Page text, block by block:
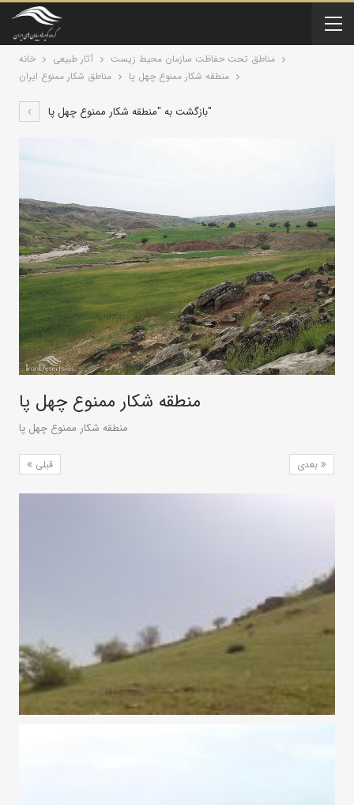
خانه آثار طبیعی
مناطق تحت حفاظت سازمان محیط زیست
مناطق شکار ممنوع ایران
منطقه شکار ممنوع چهل پا
بازگشت به "منطقه شکار ممنوع چهل پا"
منطقه شکار ممنوع چهل پا
منطقه شکار ممنوع چهل پا
قبلی